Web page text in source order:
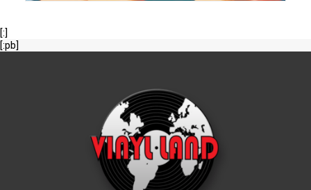
[:]
[:pb]